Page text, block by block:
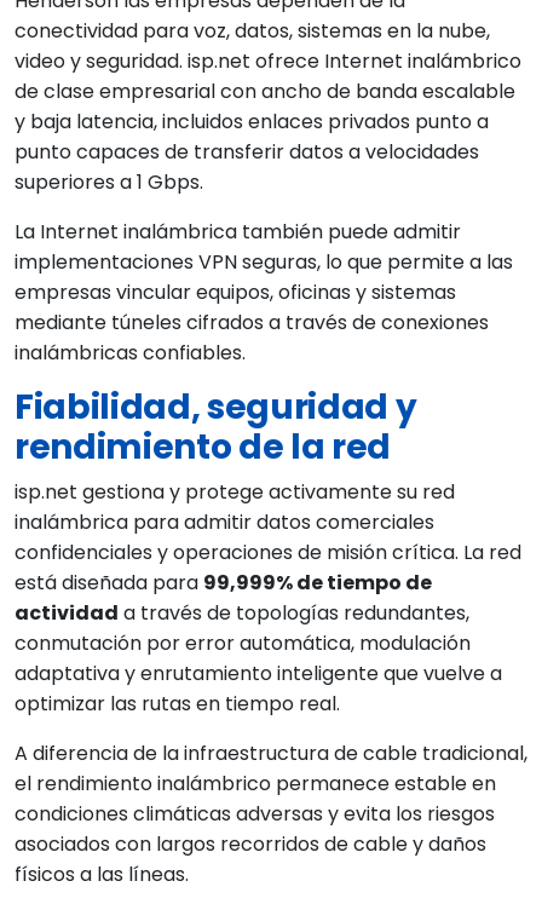
conectividad para voz, datos, sistemas en la nube,
video y seguridad. isp.net ofrece Internet inalámbrico
de clase empresarial con ancho de banda escalable
y baja latencia, incluidos enlaces privados punto a
punto capaces de transferir datos a velocidades
superiores a 1 Gbps.
La Internet inalámbrica también puede admitir
implementaciones VPN seguras, lo que permite a las
empresas vincular equipos, oficinas y sistemas
mediante túneles cifrados a través de conexiones
inalámbricas confiables.
Fiabilidad, seguridad y
rendimiento de la red
isp.net gestiona y protege activamente su red
inalámbrica para admitir datos comerciales
confidenciales y operaciones de misión crítica. La red
está diseñada para 99,999% de tiempo de
actividad a través de topologías redundantes,
conmutación por error automática, modulación
adaptativa y enrutamiento inteligente que vuelve a
optimizar las rutas en tiempo real.
A diferencia de la infraestructura de cable tradicional,
el rendimiento inalámbrico permanece estable en
condiciones climáticas adversas y evita los riesgos
asociados con largos recorridos de cable y daños
físicos a las líneas.